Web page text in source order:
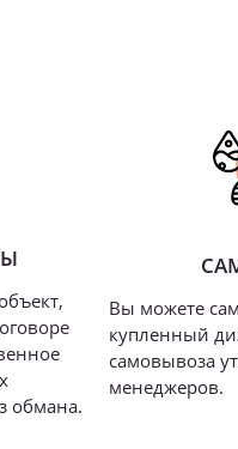
обмана.
Вы можете
купленный
самовывоза
менеджеров.